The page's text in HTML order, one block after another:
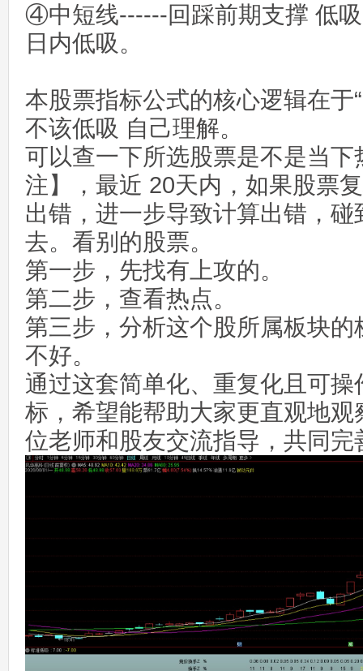
④中短线------回踩前期支撑 低
日内低吸。
本股票指标公式的核心逻辑在于
不该低吸 自己理解。
可以查一下所选股票是不是当下
注】，最近 20天内，如果股票
出错，进一步导致计算出错，
去。看别的股票。
第一步，先找有上攻的。
第二步，查看热点。
第三步，分析这个股所属板块
不好。
通过这套简单化、重复化且可
标，希望能帮助大家更直观地
位老师和股友交流指导，共同